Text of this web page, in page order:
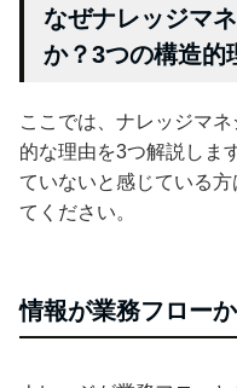
なぜナレッジマ
か？3つの構造的
ここでは、ナレッジマ
的な理由を3つ解説しま
ていないと感じている
てください。
情報が業務フロー